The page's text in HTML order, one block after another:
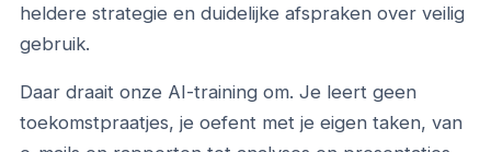
heldere strategie en duidelijke afspraken over veilig
gebruik.
Daar draait onze AI-training om. Je leert geen
toekomstpraatjes, je oefent met je eigen taken, van